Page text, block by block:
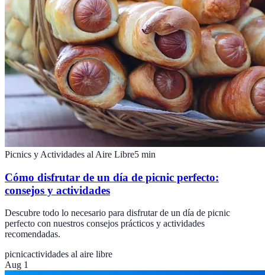
Picnics y Actividades al Aire Libre5 min
Cómo disfrutar de un día de picnic perfecto:
consejos y actividades
Descubre todo lo necesario para disfrutar de un día de picnic
perfecto con nuestros consejos prácticos y actividades
recomendadas.
picnicactividades al aire libre
Aug 1